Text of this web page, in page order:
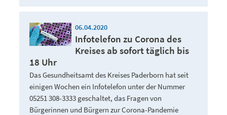
06.04.2020
Infotelefon zu Corona des
Kreises ab sofort täglich bis
18 Uhr
Das Gesundheitsamt des Kreises Paderborn hat seit
einigen Wochen ein Infotelefon unter der Nummer
05251 308-3333 geschaltet, das Fragen von
Bürgerinnen und Bürgern zur Corona-Pandemie